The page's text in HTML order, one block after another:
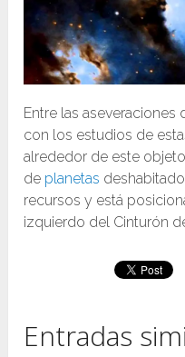
Entre las
con los estudios de
alrededor de este
de planetas
recursos y está
izquierdo del Cinturón
Entradas